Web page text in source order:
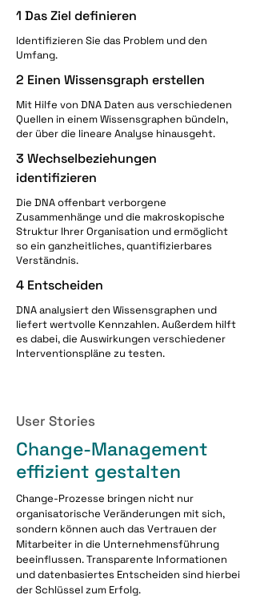
1 Das Ziel definieren
Identifizieren Sie das Problem und den
Umfang.
2 Einen Wissensgraph erstellen
Mit Hilfe von DNA Daten aus verschiedenen
Quellen in einem Wissensgraphen bündeln,
der über die lineare Analyse hinausgeht.
3 Wechselbeziehungen
identifizieren
Die DNA offenbart verborgene
Zusammenhänge und die makroskopische
Struktur Ihrer Organisation und ermöglicht
so ein ganzheitliches, quantifizierbares
Verständnis.
4 Entscheiden
DNA analysiert den Wissensgraphen und
liefert wertvolle Kennzahlen. Außerdem hilft
es dabei, die Auswirkungen verschiedener
Interventionspläne zu testen.
User Stories
Change-Management
effizient gestalten
Change-Prozesse bringen nicht nur
organisatorische Veränderungen mit sich,
sondern können auch das Vertrauen der
Mitarbeiter in die Unternehmensführung
beeinflussen. Transparente Informationen
und datenbasiertes Entscheiden sind hierbei
der Schlüssel zum Erfolg.